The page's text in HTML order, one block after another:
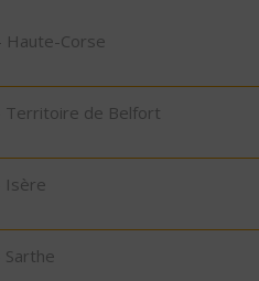
Haute-Corse
Territoire de Belfort
Isère
Sarthe